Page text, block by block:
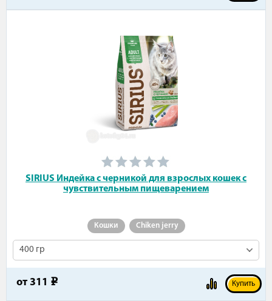
SIRIUS Индейка с черникой для взрослых кошек с
чувствительным пищеварением
Кошки Chiken jerry
400 гр
от 311 e Купить